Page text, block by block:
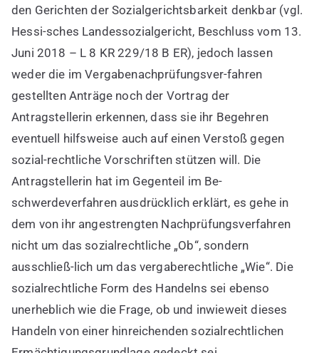
den Gerichten der Sozialgerichtsbarkeit denkbar (vgl.
Hessi-sches Landessozialgericht, Beschluss vom 13.
Juni 2018 – L 8 KR 229/18 B ER), jedoch lassen
weder die im Vergabenachprüfungsver-fahren
gestellten Anträge noch der Vortrag der
Antragstellerin erkennen, dass sie ihr Begehren
eventuell hilfsweise auch auf einen Verstoß gegen
sozial-rechtliche Vorschriften stützen will. Die
Antragstellerin hat im Gegenteil im Be-
schwerdeverfahren ausdrücklich erklärt, es gehe in
dem von ihr angestrengten Nachprüfungsverfahren
nicht um das sozialrechtliche „Ob“, sondern
ausschließ-lich um das vergaberechtliche „Wie“. Die
sozialrechtliche Form des Handelns sei ebenso
unerheblich wie die Frage, ob und inwieweit dieses
Handeln von einer hinreichenden sozialrechtlichen